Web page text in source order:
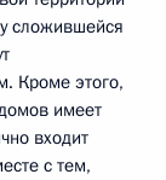
сложившейся
Кроме этого,
имеет
входит
с тем,